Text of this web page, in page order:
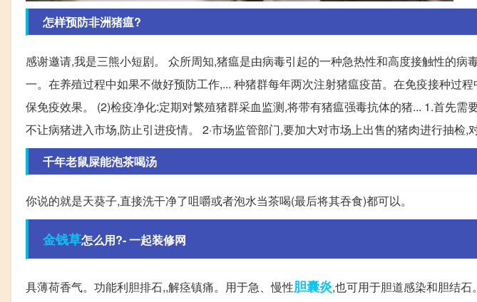
怎样预防非洲猪瘟?
感谢邀请,我是三熊小短剧。 众所周知,猪瘟是由病毒引起的一种急热性和高度接触性的病
一。在养殖过程中如果不做好预防工作,... 种猪群每年两次注射猪瘟疫苗。在免疫接种过
保免疫效果。 (2)检疫净化:定期对繁殖猪群采血监测,将带有猪瘟强毒抗体的猪... 1.首先需
不让病猪进入市场,防止引进疫情。 2·市场监管部门,要加大对市场上出售的猪肉进行抽检,
千年老鼠屎能泡茶喝汤
你说的就是天葵子,直接洗干净了咀嚼或者泡水当茶喝(最后将其吞食)都可以。
金钱草怎么用?- 一起装修网
具薄荷香气。功能利胆排石,,解痉镇痛。用于急、慢性胆囊炎,也可用于胆道感染和胆结